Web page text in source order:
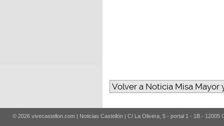
Volver a Noticia Misa Mayor
© 2026 vivecastellon.com | Noticias Castellón | C/ La Olivera, 5 - portal 1 - 1B - 12005